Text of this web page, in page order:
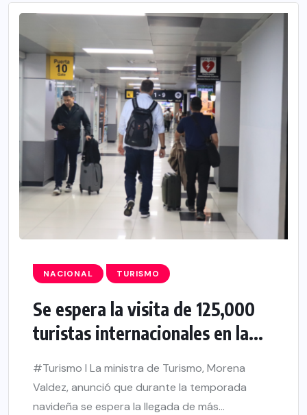
NACIONAL TURISMO
Se espera la visita de 125,000
turistas internacionales en la...
#Turismo l La ministra de Turismo, Morena
Valdez, anunció que durante la temporada
navideña se espera la llegada de más...